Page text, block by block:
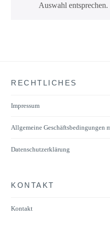
Auswahl entsprechen.
RECHTLICHES
Impressum
Allgemeine Geschäftsbedingungen
Datenschutzerklärung
KONTAKT
Kontakt